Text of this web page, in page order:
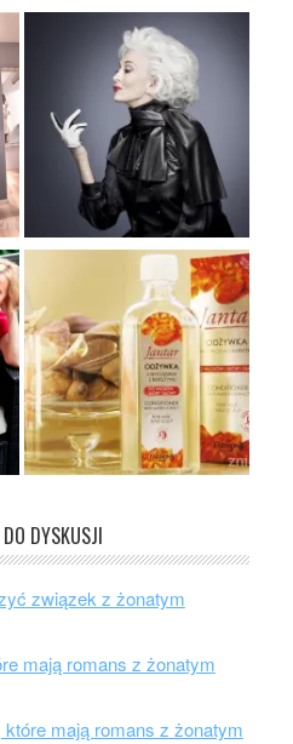
DYSKUSJI
związek z żonatym
mają romans z żonatym
które mają romans z żonatym